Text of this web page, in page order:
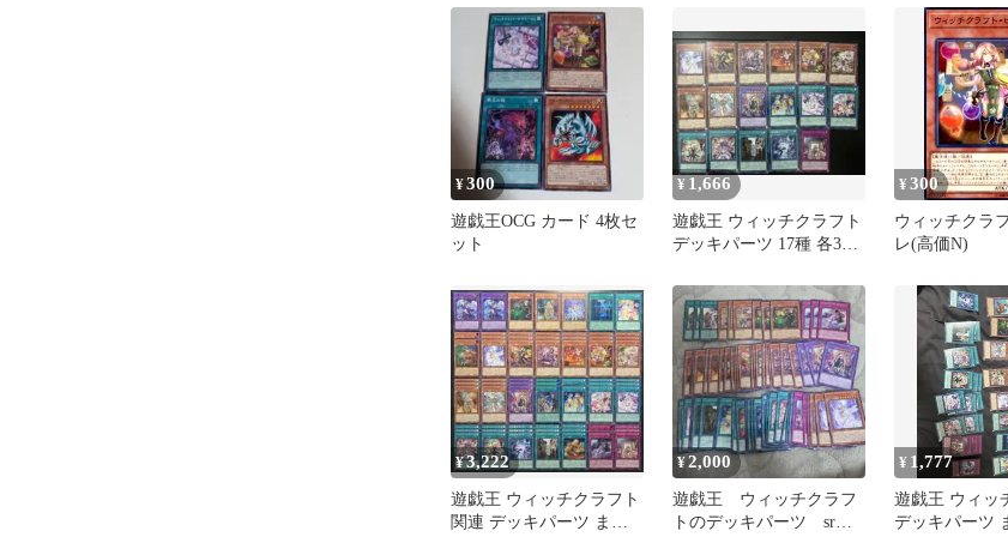
ット
¥300
遊戯王OCG カード 4枚セ
ット
¥ 1,666
遊戯王 ウィッチクラフト
デッキパーツ 17種 各3枚
¥300
ウィッチクラ
レ(高価N)
¥3,222
遊戯王 ウィッチクラフト
関連 デッキパーツ まと
¥2,000
遊戯王 ウィッチクラフ
トのデッキパーツ srま
¥ 1,777
遊戯王 ウィッ
デッキパーツ